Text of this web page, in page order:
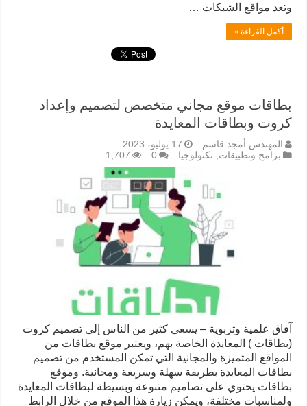
وتعد مواقع الشبكات …
أكمل القراءة »
بطاقات موقع مجاني متخصص لتصميم وإعداد
كروت وبطاقات المعايدة
المهندس أمجد قاسم
17 يوليو، 2023
برامج وتطبيقات, تكنولوجيا 0
1,707
آفاق علمية وتربوية – يسعى كثير من الناس إلى تصميم كروت
(بطاقات ) المعايدة الخاصة بهم، ويعتبر موقع بطاقات من
المواقع المتميزة والمجانية التي تمكن المستخدم من تصميم
بطاقات المعايدة بطريقة سهلة وسريعة ومجانية. وموقع
بطاقات يحتوي على تصاميم متنوعة وبسيطة لبطاقات المعايدة
ولمناسبات مختلفة، ويمكن زيارة هذا الموقع من خلال الرابط